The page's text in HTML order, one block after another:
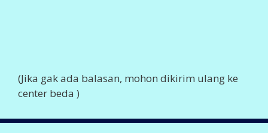
(Jika gak ada balasan, mohon dikirim ulang ke
center beda )